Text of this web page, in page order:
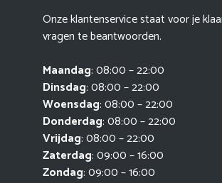
Onze klantenservice staat voor je
vragen te beantwoorden.
Maandag: 08:00 – 22:00
Dinsdag: 08:00 – 22:00
Woensdag: 08:00 – 22:00
Donderdag: 08:00 – 22:00
Vrijdag: 08:00 – 22:00
Zaterdag: 09:00 – 16:00
Zondag: 09:00 – 16:00